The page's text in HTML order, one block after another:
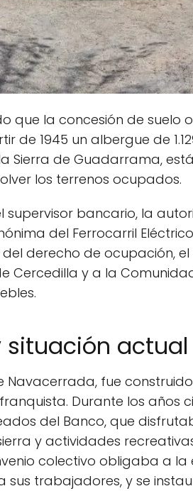
que la concesión de suelo
de 1945 un albergue de
Sierra de Guadarrama,
los terrenos ocupados.
bancario, la
del Ferrocarril
derecho de ocupación,
Cercedilla y a la
situación actual
Navacerrada, fue
Durante los años
del Banco, que
y actividades
colectivo obligaba a
trabajadores, y se